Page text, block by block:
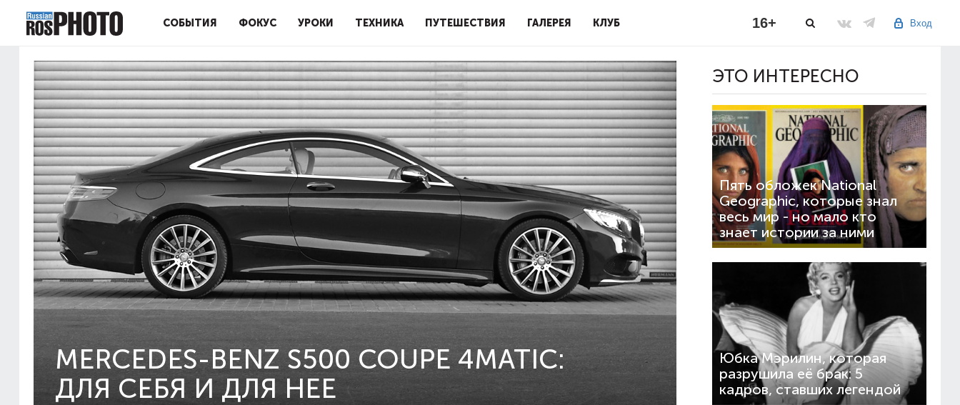
СОБЫТИЯ ФОКУС УРОКИ ТЕХНИКА ПУТЕШЕСТВИЯ ГАЛЕРЕЯ КЛУБ Вход
16+
MERCEDES-BENZ S500 COUPE 4MATIC:
ДЛЯ СЕБЯ И ДЛЯ НЕЕ
ЭТО ИНТЕРЕСНО
Пять обложек National
Geographic, которые знал
весь мир - но мало кто
знает истории за ними
Юбка Мэрилин, которая
разрушила её брак: 5
кадров, ставших легендой